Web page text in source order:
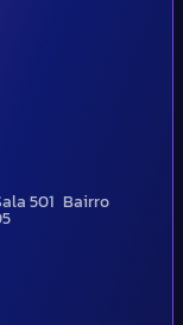
501 Bairro